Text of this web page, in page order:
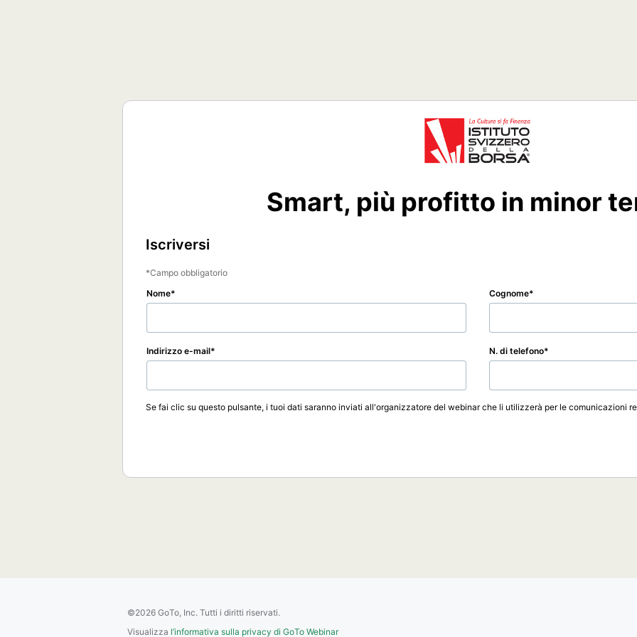
Smart, più profitto in minor
Iscriversi
Campo obbligatorio
Nome
Cognome
Indirizzo e-mail N. di telefono
Se fai clic su questo pulsante, i tuoi dati saranno inviati all'organizzatore del webinar che li utilizzerà per le comunicazioni
©2026 GoTo, Inc. Tutti i diritti riservati.
Visualizza l’informativa sulla privacy di GoTo Webinar